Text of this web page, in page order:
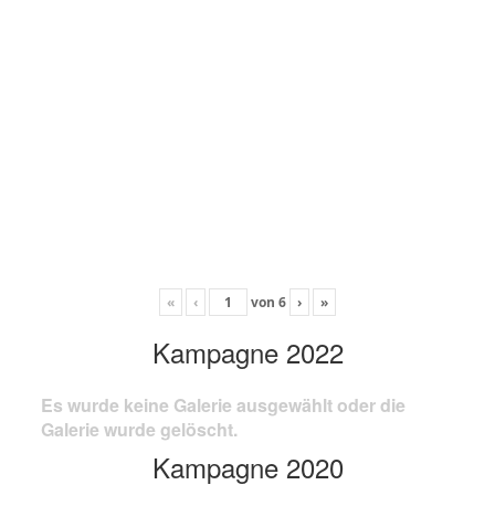
« ‹ von 6 › »
Kampagne 2022
Es wurde keine Galerie ausgewählt oder die
Galerie wurde gelöscht.
Kampagne 2020